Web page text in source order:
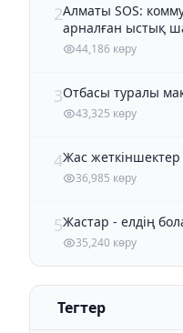
2Алматы SOS:
арналған ыстық
44,186 көру
3Отбасы туралы
43,325 көру
4Жас жеткіншектер
36,985 көру
5Жастар - елдің
35,240 көру
Тегтер